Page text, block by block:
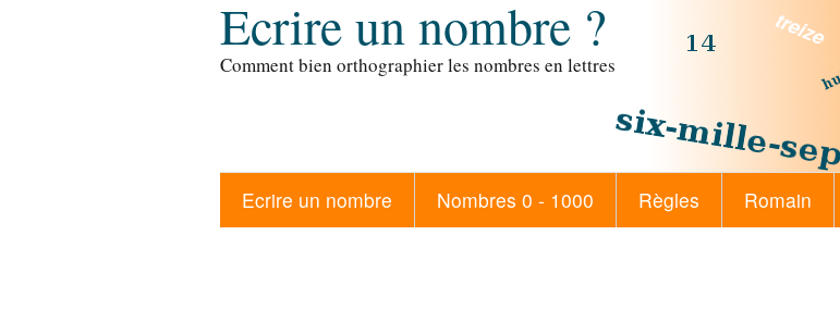
Ecrire un nombre ?
Comment bien orthographier les nombres en lettres
Ecrire un nombre Nombres 0 - 1000 Règles Romain